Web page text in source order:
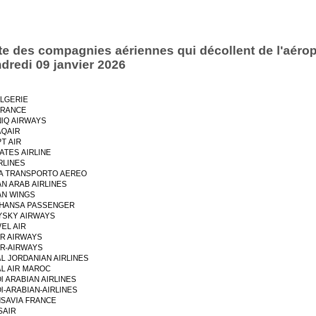
des compagnies aériennes qui décollent de
09 janvier 2026
AIRWAYS
AIR
AIRLINE
TRANSPORTO AEREO
ARAB AIRLINES
WINGS
PASSENGER
AIRWAYS
AIR
AIRWAYS
AIRWAYS
JORDANIAN AIRLINES
AIR MAROC
ARABIAN AIRLINES
ARABIAN-AIRLINES
FRANCE